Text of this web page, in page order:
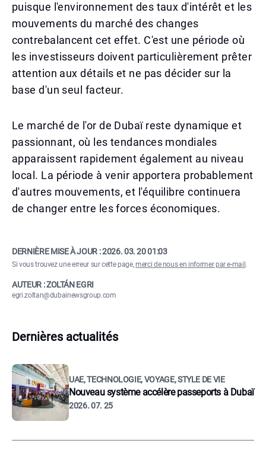
puisque l'environnement des taux d'intérêt et les
mouvements du marché des changes
contrebalancent cet effet. C'est une période où
les investisseurs doivent particulièrement prêter
attention aux détails et ne pas décider sur la
base d'un seul facteur.
Le marché de l'or de Dubaï reste dynamique et
passionnant, où les tendances mondiales
apparaissent rapidement également au niveau
local. La période à venir apportera probablement
d'autres mouvements, et l'équilibre continuera
de changer entre les forces économiques.
DERNIÈRE MISE À JOUR :2026. 03. 20 01:03
Si vous trouvez une erreur sur cette page,merci de nous en informer par e-mail .
AUTEUR : ZOLTÁN EGRI
egri.zoltan@dubainewsgroup.com
Dernières actualités
UAE, TECHNOLOGIE, VOYAGE, STYLE DE VIE
Nouveau système accélère passeports à Dubaï
2026. 07. 25